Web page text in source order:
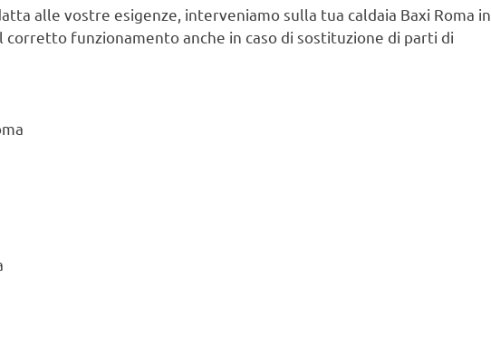
alle vostre esigenze, interveniamo sulla tua caldaia Baxi Roma in
funzionamento anche in caso di sostituzione di parti di